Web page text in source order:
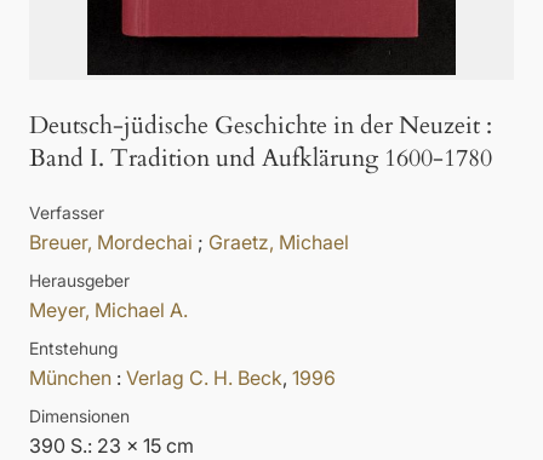
Deutsch-jüdische Geschichte in der Neuzeit :
Band I. Tradition und Aufklärung 1600-1780
Verfasser
Breuer, Mordechai ; Graetz, Michael
Herausgeber
Meyer, Michael A.
Entstehung
München : Verlag C. H. Beck, 1996
Dimensionen
390 S.: 23 x 15 cm